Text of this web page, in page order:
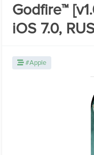
Godfire™
iOS 7.0,
#Apple